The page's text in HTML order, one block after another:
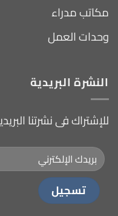
مكاتب مدراء
وحدات العمل
النشرة البريدية
للإشتراك فى نشرتنا